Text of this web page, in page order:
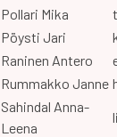
Pollari Mika
Pöysti Jari
Raninen Antero
Rummakko Janne
Sahindal Anna-
Leena